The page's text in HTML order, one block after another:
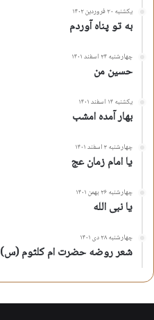
یکشنبه ۲۰ فروردین ۱۴۰۲
به تو پناه آوردم
چهارشنبه ۲۴ اسفند ۱۴۰۱
حسین من
یکشنبه ۱۴ اسفند ۱۴۰۱
بهار آمده امشب
چهارشنبه ۳ اسفند ۱۴۰۱
یا امام زمان عج
چهارشنبه ۲۶ بهمن ۱۴۰۱
یا نبی الله
چهارشنبه ۲۸ دی ۱۴۰۱
شعر روضه حضرت ام کلثوم (س)